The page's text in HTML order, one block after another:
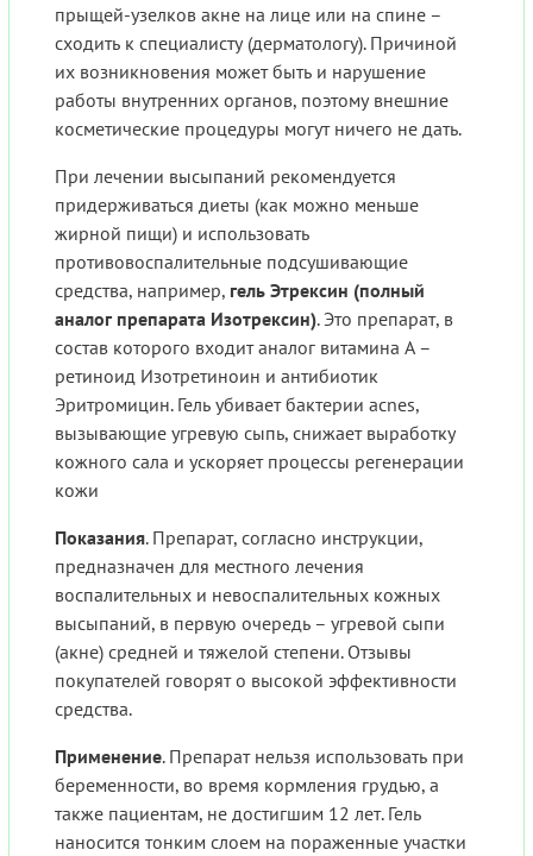
прыщей-узелков акне на лице или на спине –
сходить к специалисту (дерматологу). Причиной
их возникновения может быть и нарушение
работы внутренних органов, поэтому внешние
косметические процедуры могут ничего не дать.
При лечении высыпаний рекомендуется
придерживаться диеты (как можно меньше
жирной пищи) и использовать
противовоспалительные подсушивающие
средства, например, гель Этрексин (полный
аналог препарата Изотрексин). Это препарат, в
состав которого входит аналог витамина А –
ретиноид Изотретиноин и антибиотик
Эритромицин. Гель убивает бактерии acnes,
вызывающие угревую сыпь, снижает выработку
кожного сала и ускоряет процессы регенерации
кожи
Показания. Препарат, согласно инструкции,
предназначен для местного лечения
воспалительных и невоспалительных кожных
высыпаний, в первую очередь – угревой сыпи
(акне) средней и тяжелой степени. Отзывы
покупателей говорят о высокой эффективности
средства.
Применение. Препарат нельзя использовать при
беременности, во время кормления грудью, а
также пациентам, не достигшим 12 лет. Гель
наносится тонким слоем на пораженные участки